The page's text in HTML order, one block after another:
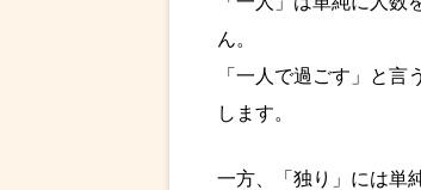
ん。
「一人で過ごす」と
します。
一方、「独り」には単